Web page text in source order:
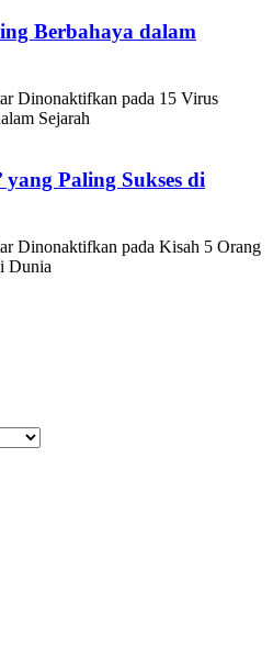
Berbahaya dalam
Dinonaktifkan pada 15 Virus
Sejarah
yang Paling Sukses di
Dinonaktifkan pada Kisah 5 Orang
Dunia